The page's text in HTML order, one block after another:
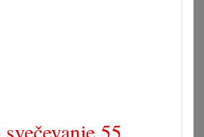
55.